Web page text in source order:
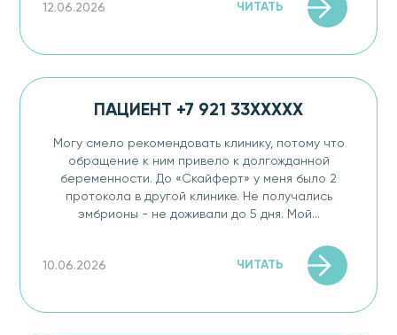
12.06.2026 ЧИТАТЬ
ПАЦИЕНТ +7 921 33XXXXX
Могу смело рекомендовать клинику, потому что
обращение к ним привело к долгожданной
беременности. До «Скайферт» у меня было 2
протокола в другой клинике. Не получались
эмбрионы - не доживали до 5 дня. Мой...
10.06.2026 ЧИТАТЬ